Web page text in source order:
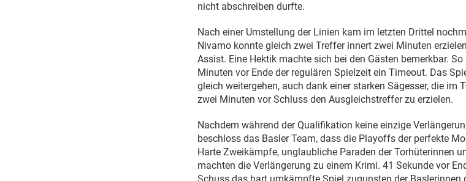
nicht abschreiben durfte.
Nach einer Umstellung der Linien kam im letzten Drittel
Nivamo konnte gleich zwei Treffer innert zwei Minuten
Assist. Eine Hektik machte sich bei den Gästen bemerkbar.
Minuten vor Ende der regulären Spielzeit ein Timeout. Das
gleich weitergehen, auch dank einer starken Sägesser, die im
zwei Minuten vor Schluss den Ausgleichstreffer zu erzielen.
Nachdem während der Qualifikation keine einzige
beschloss das Basler Team, dass die Playoffs der perfekte
Harte Zweikämpfe, unglaubliche Paraden der Torhüterinnen
machten die Verlängerung zu einem Krimi. 41 Sekunde vor